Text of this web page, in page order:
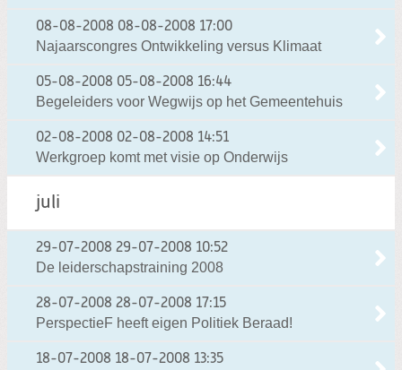
08-08-2008 08-08-2008 17:00
Najaarscongres Ontwikkeling versus Klimaat
05-08-2008 05-08-2008 16:44
Begeleiders voor Wegwijs op het Gemeentehuis
02-08-2008 02-08-2008 14:51
Werkgroep komt met visie op Onderwijs
juli
29-07-2008 29-07-2008 10:52
De leiderschapstraining 2008
28-07-2008 28-07-2008 17:15
PerspectieF heeft eigen Politiek Beraad!
18-07-2008 18-07-2008 13:35